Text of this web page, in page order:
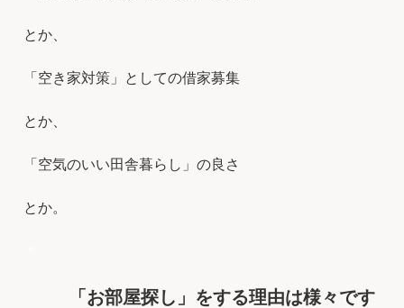
とか、
「空き家対策」としての借家募集
とか、
「空気のいい田舎暮らし」の良さ
とか。
「お部屋探し」をする理由は様々です